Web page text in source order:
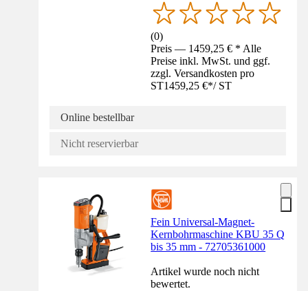
(0)
Preis — 1459,25 € * Alle
Preise inkl. MwSt. und ggf.
zzgl. Versandkosten pro
ST1459,25 €*/ ST
Online bestellbar
Nicht reservierbar
Fein Universal-Magnet-
Kernbohrmaschine KBU 35 Q
bis 35 mm - 72705361000
Artikel wurde noch nicht
bewertet.